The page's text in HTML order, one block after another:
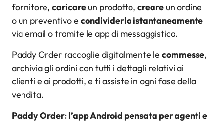
fornitore, caricare un prodotto, creare un ordine
o un preventivo e condividerlo istantaneamente
via email o tramite le app di messaggistica.
Paddy Order raccoglie digitalmente le commesse,
archivia gli ordini con tutti i dettagli relativi ai
clienti e ai prodotti, e ti assiste in ogni fase della
vendita.
Paddy Order: l’app Android pensata per agenti e